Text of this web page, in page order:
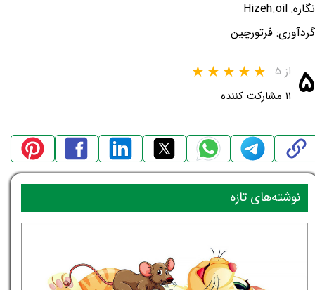
نگاره: Hizeh.oil
گردآوری: فرتورچین
۵ از ۵
۱۱ مشارکت کننده
نوشته‌های تازه